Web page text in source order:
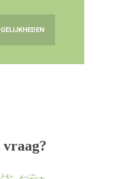
vraag?